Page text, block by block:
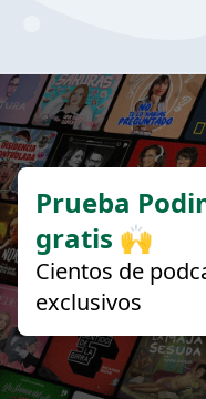
Prueba
gratis 🙌
Cientos de
exclusivos